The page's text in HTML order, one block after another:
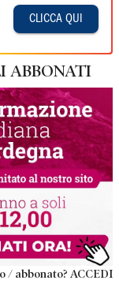
CLICCA QUI
ABBONATI
/ abbonato? ACCEDI